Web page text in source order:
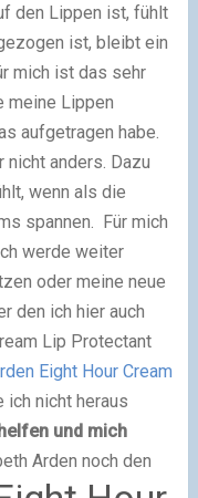
den Lippen ist, fühlt
ist, bleibt ein
mich ist das sehr
meine Lippen
aufgetragen habe.
nicht anders. Dazu
wenn als die
spannen.
Für mich
werde weiter
oder meine neue
den ich hier auch
Lip Protectant
Eight Hour Cream
ich nicht heraus
und mich
Arden noch den